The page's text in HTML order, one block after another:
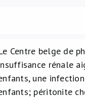
Centre belge de
rénale
une
péritonite